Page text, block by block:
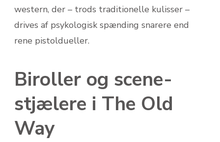
western, der – trods traditionelle kulisser –
drives af psykologisk spænding snarere end
rene pistoldueller.
Biroller og scene-
stjælere i The Old
Way